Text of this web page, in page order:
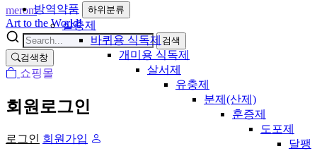
merom
Art to the World!
검색
검색창
쇼핑몰
회원로그인
로그인 회원가입
방역약품
하위분류
살충제
바퀴용 식독제
개미용 식독제
살서제
유충제
분제(산제)
훈증제
도포제
달팽